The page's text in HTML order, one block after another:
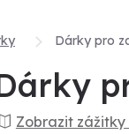
Dárky pro
Zobrazit zážitky